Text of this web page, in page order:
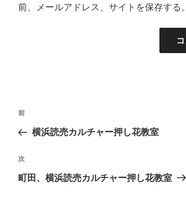
前、メールアドレス、サイトを保存する。
投
ナ
ビ
ゲ
前
の
稿
前
横浜読売カルチャー押し花教室
次
の
次
町田、横浜読売カルチャー押し花教室